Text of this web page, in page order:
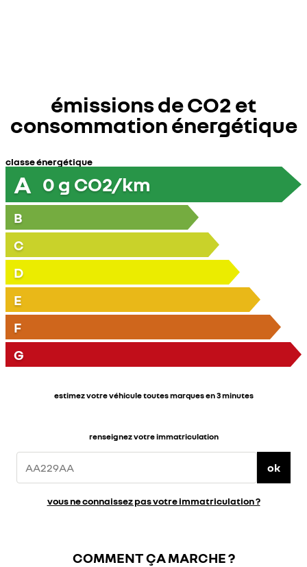
émissions de CO2 et
consommation énergétique
classe énergétique
A 0 g CO2/km
B
C
D
E
F
G
estimez votre véhicule toutes marques en 3 minutes
renseignez votre immatriculation
ok
vous ne connaissez pas votre immatriculation ?
COMMENT ÇA MARCHE ?